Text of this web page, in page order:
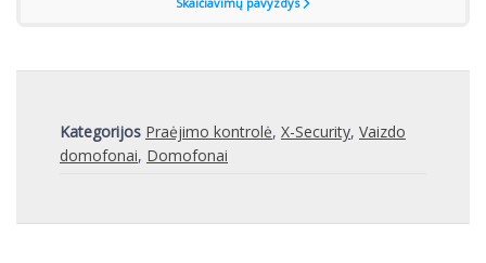
Kategorijos Praėjimo kontrolė, X-Security, Vaizdo
domofonai, Domofonai